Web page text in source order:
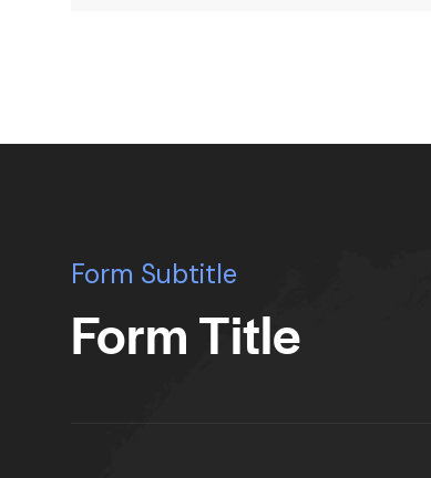
Form Subtitle
Form Title